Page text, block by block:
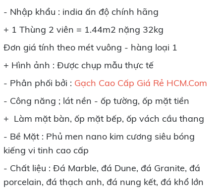
- Nhập khẩu : india ấn độ chính hãng
+ 1 Thùng 2 viên = 1.44m2 nặng 32kg
Đơn giá tính theo mét vuông - hàng loại 1
+ Hình ảnh : Được chụp mẫu thực tế
- Phân phối bởi : Gạch Cao Cấp Giá Rẻ HCM.Com
- Công năng ; lát nền - ốp tường, ốp mặt tiền
+ Làm mặt bàn, ốp mặt bếp, ốp vách cầu thang
- Bề Mặt : Phủ men nano kim cương siêu bóng
kiếng vi tinh cao cấp
- Chất liệu : Đá Marble, đá Dune, đá Granite, đá
porcelain, đá thạch anh, đá nung kết, đá khổ lớn